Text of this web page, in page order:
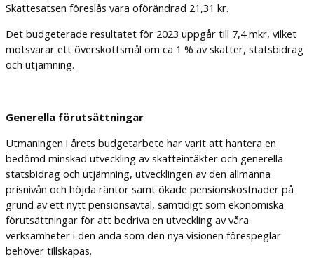
Skattesatsen föreslås vara oförändrad 21,31 kr.
Det budgeterade resultatet för 2023 uppgår till 7,4 mkr, vilket
motsvarar ett överskottsmål om ca 1 % av skatter, statsbidrag
och utjämning.
Generella förutsättningar
Utmaningen i årets budgetarbete har varit att hantera en
bedömd minskad utveckling av skatteintäkter och generella
statsbidrag och utjämning, utvecklingen av den allmänna
prisnivån och höjda räntor samt ökade pensionskostnader på
grund av ett nytt pensionsavtal, samtidigt som ekonomiska
förutsättningar för att bedriva en utveckling av våra
verksamheter i den anda som den nya visionen förespeglar
behöver tillskapas.